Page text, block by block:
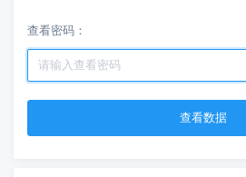
查看密码：